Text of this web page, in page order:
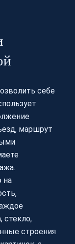
себе
маршрут
на
стекло,
строения